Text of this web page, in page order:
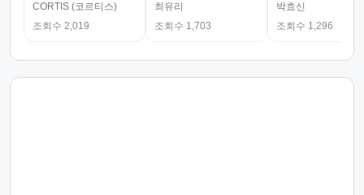
CORTIS (코르티스)
조회수 2,019
최유리
조회수 1,703
박효신
조회수 1,296